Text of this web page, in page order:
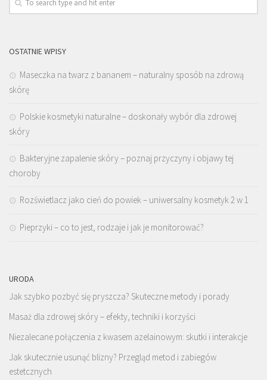
OSTATNIE WPISY
Maseczka na twarz z bananem – naturalny sposób na zdrową
skórę
Polskie kosmetyki naturalne – doskonały wybór dla zdrowej
skóry
Bakteryjne zapalenie skóry – poznaj przyczyny i objawy tej
choroby
Rozświetlacz jako cień do powiek – uniwersalny kosmetyk 2 w 1
Pieprzyki – co to jest, rodzaje i jak je monitorować?
URODA
Jak szybko pozbyć się pryszcza? Skuteczne metody i porady
Masaż dla zdrowej skóry – efekty, techniki i korzyści
Niezalecane połączenia z kwasem azelainowym: skutki i interakcje
Jak skutecznie usunąć blizny? Przegląd metod i zabiegów
estetcznych